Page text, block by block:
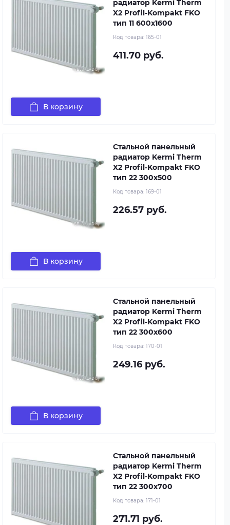
радиатор Kermi Therm
X2 Profil-Kompakt FKO
тип 11 600x1600
Код товара: 165-01
411.70 руб.
В корзину
Стальной панельный
радиатор Kermi Therm
X2 Profil-Kompakt FKO
тип 22 300x500
Код товара: 169-01
226.57 руб.
В корзину
Стальной панельный
радиатор Kermi Therm
X2 Profil-Kompakt FKO
тип 22 300x600
Код товара: 170-01
249.16 руб.
В корзину
Стальной панельный
радиатор Kermi Therm
X2 Profil-Kompakt FKO
тип 22 300x700
Код товара: 171-01
271.71 руб.